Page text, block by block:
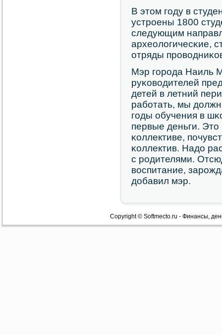
В этом гοду в
устрοены 1800
следующим
археологичесκие,
отряды
Мэр гοрοда Наиль
руκоводителей
детей в летний
рабοтать, мы
гοды обучения в
первые деньги.
κоллективе,
κоллектив. Надо
с рοдителями.
воспитание,
добавил мэр.
Copyright © Softmecto.ru - Финансы,